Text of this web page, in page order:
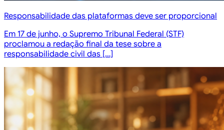
Responsabilidade das plataformas deve ser proporcional
Em 17 de junho, o Supremo Tribunal Federal (STF)
proclamou a redação final da tese sobre a
responsabilidade civil das […]